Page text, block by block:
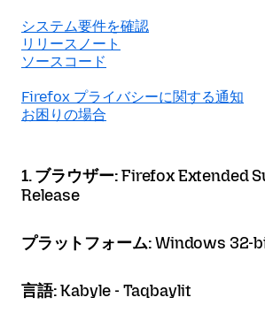
システム要件を確認
リリースノート
ソースコード
Firefox プライバシーに関する通知
お困りの場合
1. ブラウザー:Firefox Extended
Release
プラットフォーム:Windows 32-
言語:Kabyle - Taqbaylit